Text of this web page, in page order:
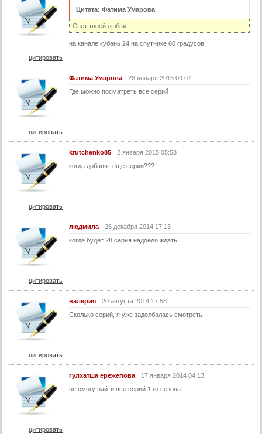
41 серия
42 серия
44 серия
45 серия
46 серия
47 серия
49 серия
50 серия
51 серия
52 серия
53 серия
54-2 серия
55 серия
57 серия
58 серия
59 серия
60 серия
61 серия
63 серия
64 серия
Цитата: Фатима Умарова
Свет твоей любви
на канале кубань 24 на спутнике 60 градусов
цитировать
Фатима Умарова
28 января 2015 09:07
Где можно посматреть все серий
цитировать
krutchenko85
2 января 2015 05:58
когда добавят еще серии???
цитировать
людмила
26 декабря 2014 17:13
когда будет 28 серия надоело ждать
цитировать
валерия
20 августа 2014 17:58
Сколько серий, я уже задолбалась смотреть
цитировать
гулхатша ережепова
17 января 2014 04:13
не смогу найти все серий 1 го сезона
цитировать